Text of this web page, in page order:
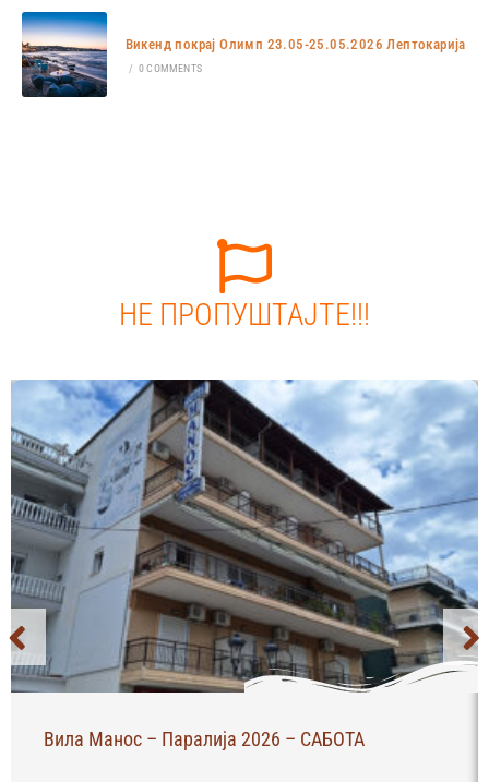
Викенд покрај Олимп 23.05-25.05.2026 Лептокарија
/ 0 COMMENTS
НЕ ПРОПУШТАЈТЕ!!!
Вила Манос – Паралија 2026 – САБОТА